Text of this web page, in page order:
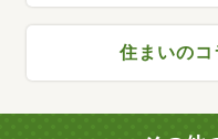
住まいの